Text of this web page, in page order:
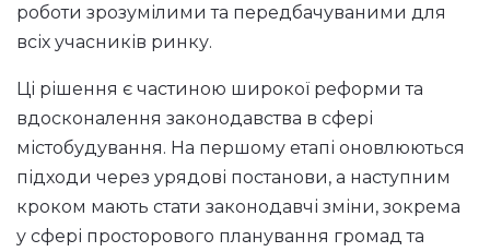
роботи зрозумілими та передбачуваними для
всіх учасників ринку.
Ці рішення є частиною широкої реформи та
вдосконалення законодавства в сфері
містобудування. На першому етапі оновлюються
підходи через урядові постанови, а наступним
кроком мають стати законодавчі зміни, зокрема
у сфері просторового планування громад та